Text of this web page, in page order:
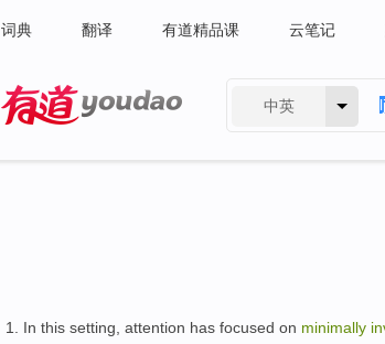
词典 翻译 有道精品课 云笔记
中英
In this setting attention has focused on minimally